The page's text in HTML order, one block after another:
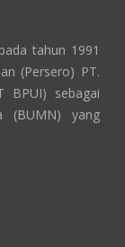
tahun 1991
(Persero) PT.
BPUI) sebagai
(BUMN) yang